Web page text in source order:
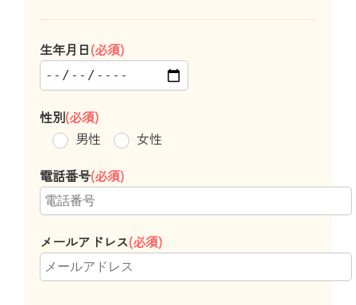
生年月日(必須)
性別(必須)
男性
女性
電話番号(必須)
メールアドレス(必須)